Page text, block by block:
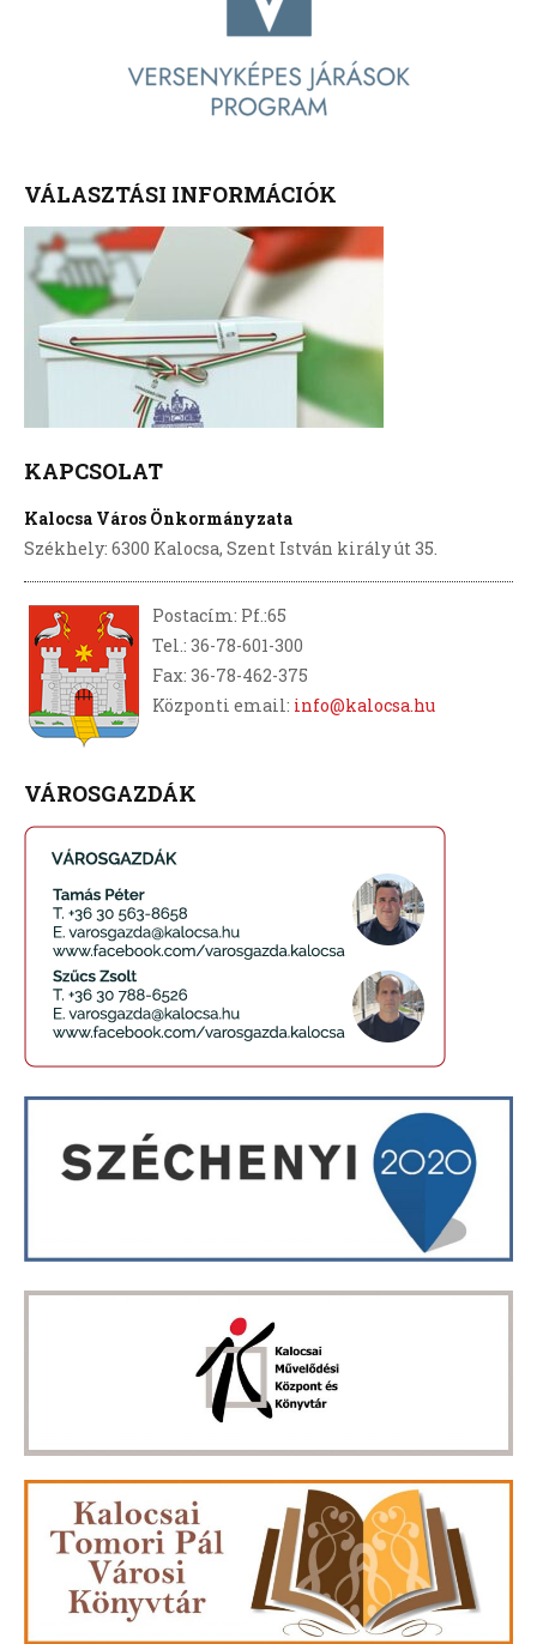
VÁLASZTÁSI INFORMÁCIÓK
KAPCSOLAT
Kalocsa Város Önkormányzata
Székhely: 6300 Kalocsa, Szent István király út 35.
Postacím: Pf.:65
Tel.: 36-78-601-300
Fax: 36-78-462-375
Központi email: info@kalocsa.hu
VÁROSGAZDÁK